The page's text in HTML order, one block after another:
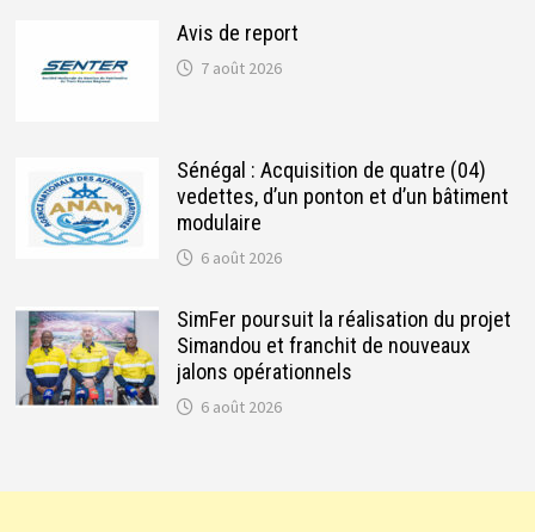
Avis de report
7 août 2026
Sénégal : Acquisition de quatre (04)
vedettes, d’un ponton et d’un bâtiment
modulaire
6 août 2026
SimFer poursuit la réalisation du projet
Simandou et franchit de nouveaux
jalons opérationnels
6 août 2026